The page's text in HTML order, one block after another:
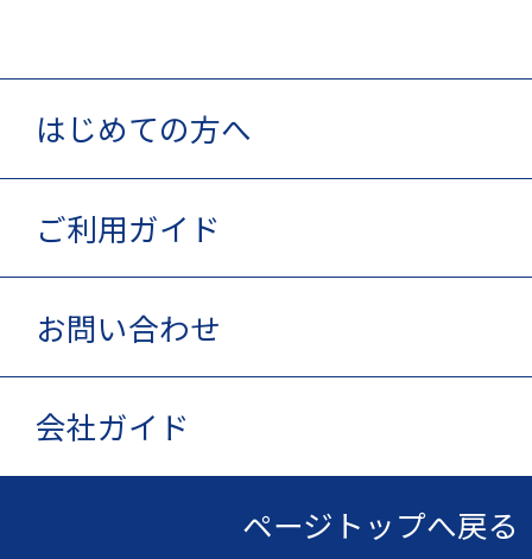
はじめての方へ
ご利用ガイド
お問い合わせ
会社ガイド
ページトップへ戻る